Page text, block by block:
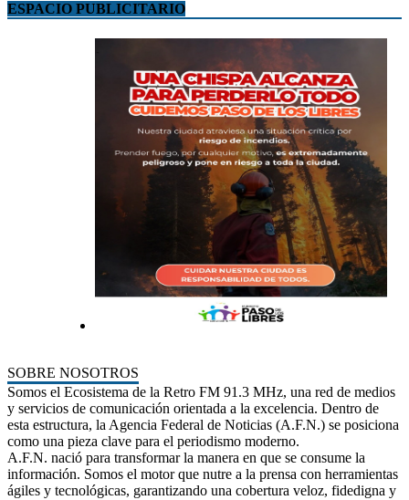
ESPACIO PUBLICITARIO
SOBRE NOSOTROS
Somos el Ecosistema de la Retro FM 91.3 MHz, una red de medios
y servicios de comunicación orientada a la excelencia. Dentro de
esta estructura, la Agencia Federal de Noticias (A.F.N.) se posiciona
como una pieza clave para el periodismo moderno.
A.F.N. nació para transformar la manera en que se consume la
información. Somos el motor que nutre a la prensa con herramientas
ágiles y tecnológicas, garantizando una cobertura veloz, fidedigna y